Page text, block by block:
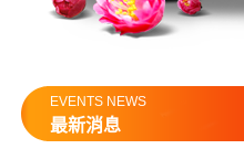
EVENTS NEWS
最新消息